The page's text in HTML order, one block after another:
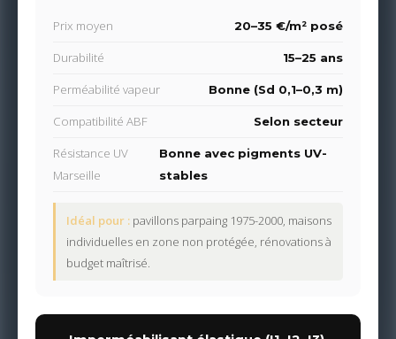
Prix moyen 20–35 €/m² posé
Durabilité 15–25 ans
Perméabilité vapeur Bonne (Sd 0,1–0,3 m)
Compatibilité ABF Selon secteur
Résistance UV
Marseille
Bonne avec pigments UV-
stables
Idéal pour : pavillons parpaing 1975-2000, maisons
individuelles en zone non protégée, rénovations à
budget maîtrisé.